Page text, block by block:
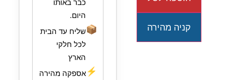
קניה מהירה
כבר באותו
היום.
📦שליח עד הבית
לכל חלקי
הארץ
⚡אספקה מהירה